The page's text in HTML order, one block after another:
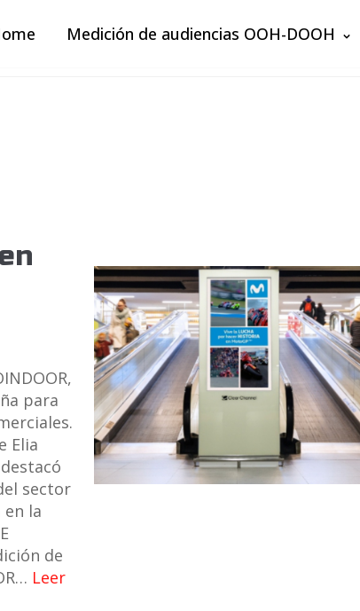
Medición de audiencias OOH-DOOH
para
Elia
sector
la
de
Leer